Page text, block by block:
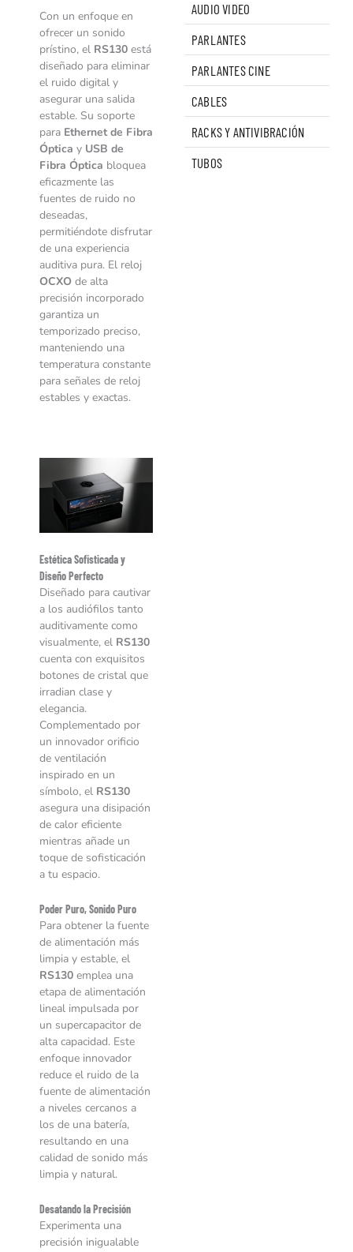
Con un enfoque en
ofrecer un sonido
prístino, el RS130 está
diseñado para eliminar
el ruido digital y
asegurar una salida
estable. Su soporte
para Ethernet de Fibra
Óptica y USB de
Fibra Óptica bloquea
eficazmente las
fuentes de ruido no
deseadas,
permitiéndote disfrutar
de una experiencia
auditiva pura. El reloj
OCXO de alta
precisión incorporado
garantiza un
temporizado preciso,
manteniendo una
temperatura constante
para señales de reloj
estables y exactas.
Estética Sofisticada y
Diseño Perfecto
Diseñado para cautivar
a los audiófilos tanto
auditivamente como
visualmente, el RS130
cuenta con exquisitos
botones de cristal que
irradian clase y
elegancia.
Complementado por
un innovador orificio
de ventilación
inspirado en un
símbolo, el RS130
asegura una disipación
de calor eficiente
mientras añade un
toque de sofisticación
a tu espacio.
Poder Puro, Sonido Puro
Para obtener la fuente
de alimentación más
limpia y estable, el
RS130 emplea una
etapa de alimentación
lineal impulsada por
un supercapacitor de
alta capacidad. Este
enfoque innovador
reduce el ruido de la
fuente de alimentación
a niveles cercanos a
los de una batería,
resultando en una
calidad de sonido más
limpia y natural.
Desatando la Precisión
Experimenta una
precisión inigualable
AUDIO VIDEO
PARLANTES
PARLANTES CINE
CABLES
RACKS Y ANTIVIBRACIÓN
TUBOS